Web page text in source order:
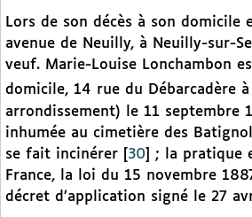
Lors de son décès à son domicile
avenue de Neuilly, à Neuilly-sur-
veuf. Marie-Louise Lonchambon
domicile, 14 rue du Débarcadère à
arrondissement) le 11 septembre
inhumée au cimetière des
se fait incinérer
30
; la pratique
France, la loi du 15 novembre
décret d’application signé le 27